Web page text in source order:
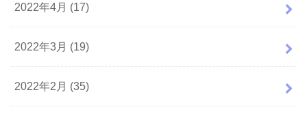
2022年4月 (17)
2022年3月 (19)
2022年2月 (35)